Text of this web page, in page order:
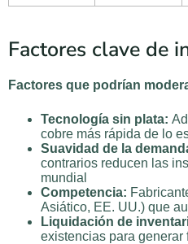
Factores clave de
Factores que podrían
Tecnología sin plata:
cobre más rápida de lo
Suavidad de la
contrarios reducen las
mundial
Competencia:
Asiático, EE. UU.) que
Liquidación de
existencias para generar